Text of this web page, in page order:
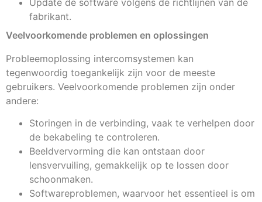
Update de software volgens de richtlijnen van de
fabrikant.
Veelvoorkomende problemen en oplossingen
Probleemoplossing intercomsystemen kan
tegenwoordig toegankelijk zijn voor de meeste
gebruikers. Veelvoorkomende problemen zijn onder
andere:
Storingen in de verbinding, vaak te verhelpen door
de bekabeling te controleren.
Beeldvervorming die kan ontstaan door
lensvervuiling, gemakkelijk op te lossen door
schoonmaken.
Softwareproblemen, waarvoor het essentieel is om